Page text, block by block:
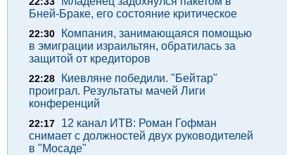
Бней-Браке, его состояние критическое
22:30
Компания, занимающаяся помощью
в эмиграции израильтян, обратилась за
защитой от кредиторов
22:28
Киевляне победили. "Бейтар"
проиграл. Результаты мачей Лиги
конференций
22:17
12 канал ИТВ: Роман Гофман
снимает с должностей двух руководителей
в "Мосаде"